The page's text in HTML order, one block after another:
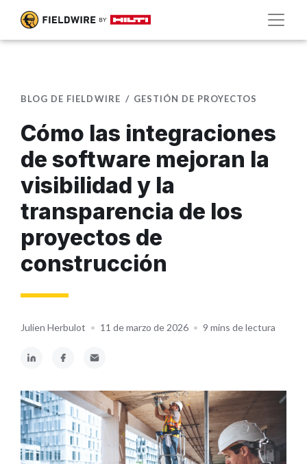
BLOG DE FIELDWIRE GESTIÓN DE PROYECTOS
Cómo las integraciones
de software mejoran la
visibilidad y la
transparencia de los
proyectos de
construcción
Julien Herbulot • 11 de marzo de 2026 • 9 mins de lectura